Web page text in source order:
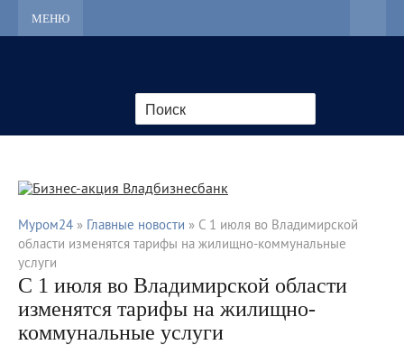
МЕНЮ
Муром24 » Главные новости » С 1 июля во Владимирской
области изменятся тарифы на жилищно-коммунальные
услуги
С 1 июля во Владимирской области
изменятся тарифы на жилищно-
коммунальные услуги